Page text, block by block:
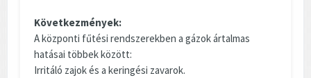
Következmények:
A központi fűtési rendszerekben a gázok ártalmas
hatásai többek között:
Irritáló zajok és a keringési zavarok.